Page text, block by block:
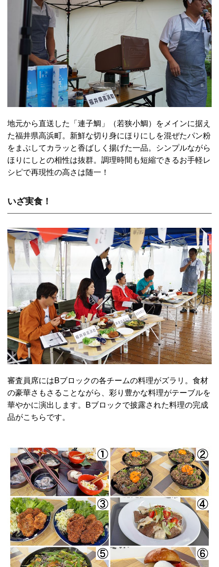
地元から直送した「連子鯛」（若狭小鯛）をメインに据え
た福井県高浜町。新鮮な切り身にほりにしを混ぜたパン粉
をまぶしてカラッと香ばしく揚げた一品。シンプルながら
ほりにしとの相性は抜群。調理時間も短縮できるお手軽レ
シピで再現性の高さは随一！
いざ実食！
審査員席にはBブロックの各チームの料理がズラリ。食材
の豪華さもさることながら、彩り豊かな料理がテーブルを
華やかに演出します。Bブロックで披露された料理の完成
品がこちらです。